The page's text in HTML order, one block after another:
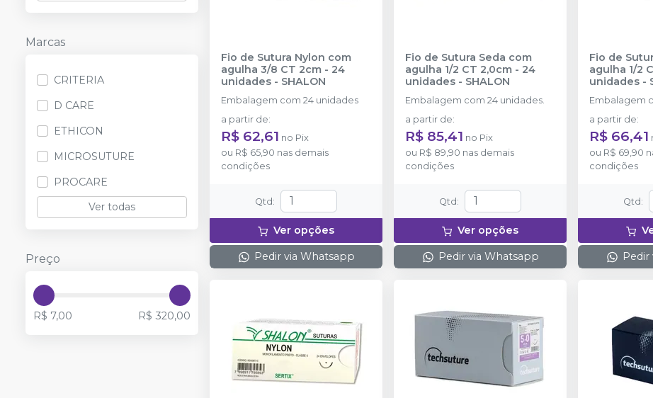
Marcas
CRITERIA
D CARE
ETHICON
MICROSUTURE
PROCARE
Ver todas
Preço
R$ 7,00 R$ 320,00
Fio de Sutura Nylon com
agulha 3/8 CT 2cm - 24
unidades - SHALON
Embalagem com 24 unidades
a partir de:
R$ 62,61 no Pix
ou R$ 65,90 nas demais
condições
Qtd:
Ver opções
Pedir via Whatsapp
Fio de Sutura Seda com
agulha 1/2 CT 2,0cm - 24
unidades - SHALON
Embalagem com 24 unidades.
a partir de:
R$ 85,41 no Pix
ou R$ 89,90 nas demais
condições
Qtd:
Ver opções
Pedir via Whatsapp
Fio de
agulha 1/2
unidades -
Embalagem
a partir de:
R$ 66,41
ou R$ 69,90
condições
Qtd: